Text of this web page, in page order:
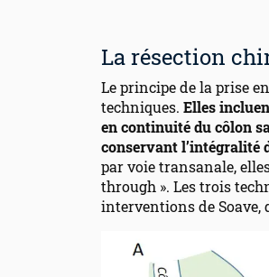
La résection
Le principe de la prise
techniques. Elles
en continuité du côlon
conservant l’intégralité
par voie transanale,
through ». Les trois
interventions de Soave,